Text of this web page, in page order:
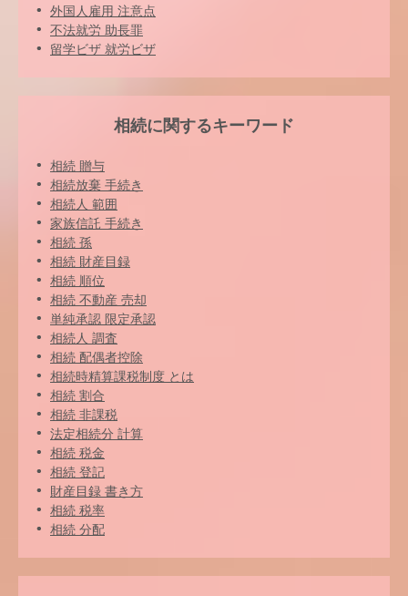
外国人雇用 注意点
不法就労 助長罪
留学ビザ 就労ビザ
相続に関するキーワード
相続 贈与
相続放棄 手続き
相続人 範囲
家族信託 手続き
相続 孫
相続 財産目録
相続 順位
相続 不動産 売却
単純承認 限定承認
相続人 調査
相続 配偶者控除
相続時精算課税制度 とは
相続 割合
相続 非課税
法定相続分 計算
相続 税金
相続 登記
財産目録 書き方
相続 税率
相続 分配